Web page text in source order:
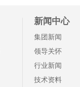
新闻中心
集团新闻
领导关怀
行业新闻
技术资料